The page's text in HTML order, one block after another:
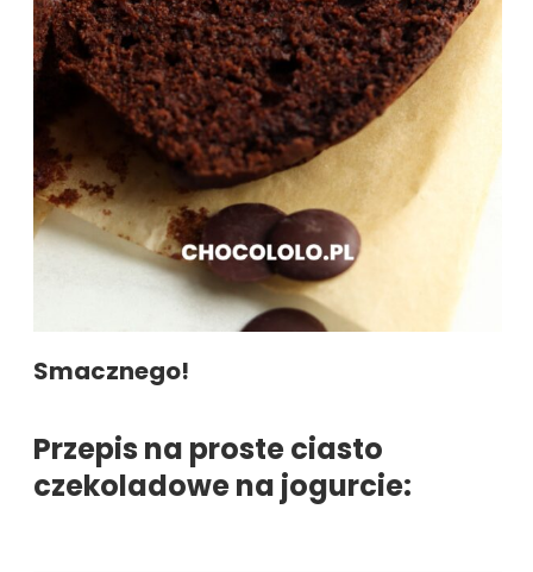
Smacznego!
Przepis na proste ciasto
czekoladowe na jogurcie: